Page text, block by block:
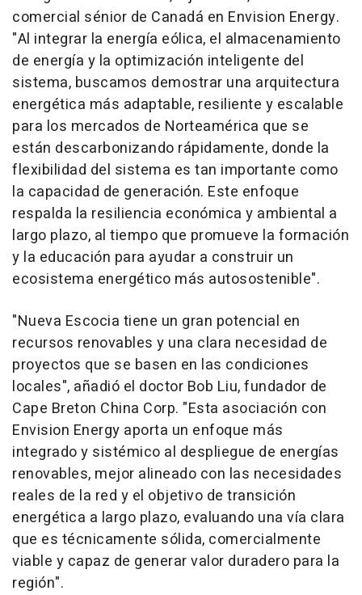
comercial sénior de Canadá en Envision Energy.
"Al integrar la energía eólica, el almacenamiento
de energía y la optimización inteligente del
sistema, buscamos demostrar una arquitectura
energética más adaptable, resiliente y escalable
para los mercados de Norteamérica que se
están descarbonizando rápidamente, donde la
flexibilidad del sistema es tan importante como
la capacidad de generación. Este enfoque
respalda la resiliencia económica y ambiental a
largo plazo, al tiempo que promueve la formación
y la educación para ayudar a construir un
ecosistema energético más autosostenible".
"Nueva Escocia tiene un gran potencial en
recursos renovables y una clara necesidad de
proyectos que se basen en las condiciones
locales", añadió el doctor Bob Liu, fundador de
Cape Breton China Corp. "Esta asociación con
Envision Energy aporta un enfoque más
integrado y sistémico al despliegue de energías
renovables, mejor alineado con las necesidades
reales de la red y el objetivo de transición
energética a largo plazo, evaluando una vía clara
que es técnicamente sólida, comercialmente
viable y capaz de generar valor duradero para la
región".